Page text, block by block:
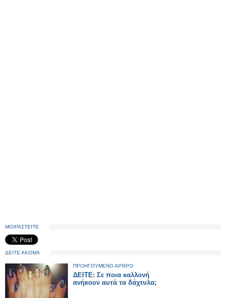
ΜΟΙΡΑΣΤΕΙΤΕ
ΔΕΙΤΕ ΑΚΟΜΑ
ΠΡΟΗΓΟΥΜΕΝΟ ΑΡΘΡΟ
ΔΕΙΤΕ: Σε ποια καλλονή
ανήκουν αυτά τα δάχτυλα;